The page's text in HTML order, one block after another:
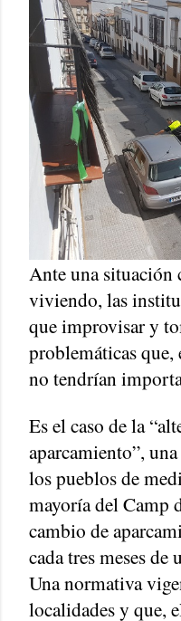
Ante una situación
viviendo, las
que improvisar y
problemáticas
no tendrían
Es el caso de la
aparcamiento”,
los pueblos de
mayoría del Camp
cambio de
cada tres meses de
Una normativa
localidades y que,